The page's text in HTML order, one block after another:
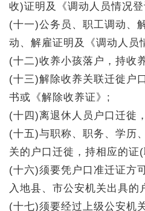
收)证明及《调动人员情况
(十一)公务员、职工调动、
动、解雇证明及《调动人员
(十二)收养小孩落户，持收
(十三)解除收养关联迁徙户
书或《解除收养证》;
(十四)离退休人员户口迁徙
(十五)与职称、职务、学历
关的户口迁徙，持相应的证
(十六)须要凭户口准迁证方
入地县、市公安机关出具的
(十七)须要经过上级公安机